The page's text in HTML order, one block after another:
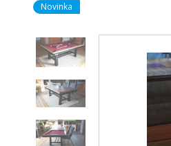
Novinka